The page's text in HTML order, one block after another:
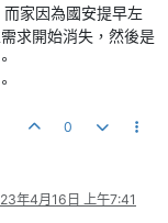
家因為國安提早左
求開始消失，然後是
0
年4月16日 上午7:41